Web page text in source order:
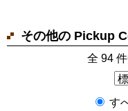
その他の Pickup
全 94
す